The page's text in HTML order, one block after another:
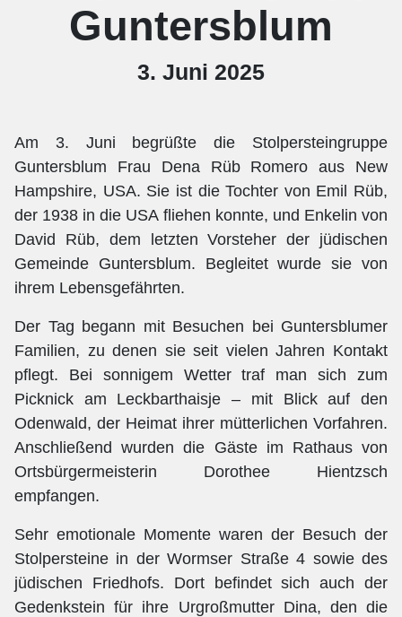
Guntersblum
3. Juni 2025
Am 3. Juni begrüßte die Stolpersteingruppe
Guntersblum Frau Dena Rüb Romero aus New
Hampshire, USA. Sie ist die Tochter von Emil Rüb,
der 1938 in die USA fliehen konnte, und Enkelin von
David Rüb, dem letzten Vorsteher der jüdischen
Gemeinde Guntersblum. Begleitet wurde sie von
ihrem Lebensgefährten.
Der Tag begann mit Besuchen bei Guntersblumer
Familien, zu denen sie seit vielen Jahren Kontakt
pflegt. Bei sonnigem Wetter traf man sich zum
Picknick am Leckbarthaisje – mit Blick auf den
Odenwald, der Heimat ihrer mütterlichen Vorfahren.
Anschließend wurden die Gäste im Rathaus von
Ortsbürgermeisterin Dorothee Hientzsch
empfangen.
Sehr emotionale Momente waren der Besuch der
Stolpersteine in der Wormser Straße 4 sowie des
jüdischen Friedhofs. Dort befindet sich auch der
Gedenkstein für ihre Urgroßmutter Dina, den die